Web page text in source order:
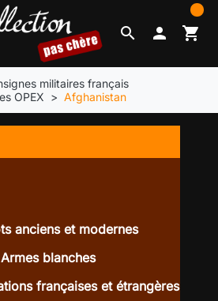
search  shopping_cart
militaires français
OPEX
Afghanistan
anciens et modernes
blanches
françaises et étrangères